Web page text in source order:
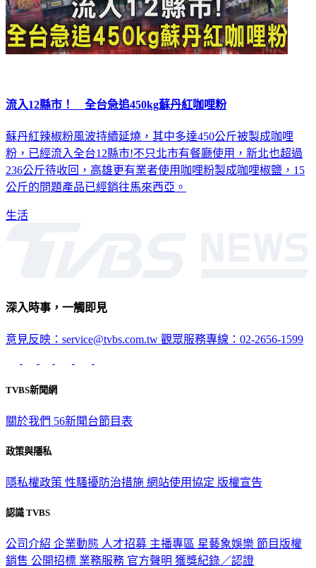
流入12縣市！ 全台急追450kg蘇丹紅咖哩粉
蘇丹紅辣椒粉風波持續延燒，其中多達450公斤被製成咖哩
粉，已經流入全台12縣市!不只北市有餐廳使用，新北也超過
236公斤待收回，高雄更有業者使用咖哩粉製成咖哩椒鹽，15
公斤的問題產品已經銷往馬來西亞。
生活
深入時事，一觸即見
意見反映：service@tvbs.com.tw 觀眾服務專線：02-2656-1599
TVBS新聞網
關於我們 56新聞台節目表
政策與隱私
隱私權政策 性騷擾防治措施 網站使用協定 版權宣告
認識 TVBS
公司介紹 企業動態 人才招募 主播專區 星藝象娛樂 節目版權
銷售 公開招標 業務服務 官方聲明 獲獎紀錄／認證